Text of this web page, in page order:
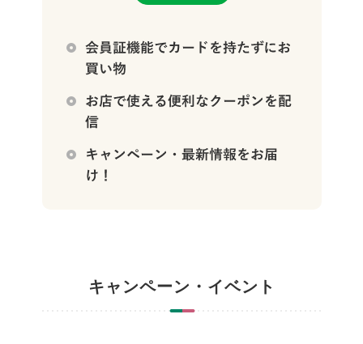
キャンペーン・イベント